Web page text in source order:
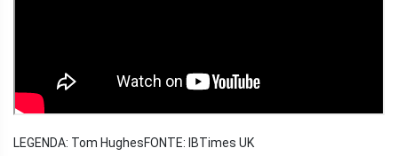
LEGENDA: Tom HughesFONTE: IBTimes UK